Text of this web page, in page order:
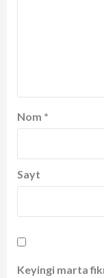
Nom *
Sayt
Keyingi marta